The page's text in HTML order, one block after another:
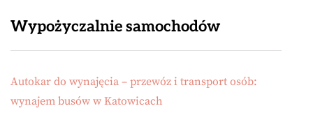
Wypożyczalnie samochodów
Autokar do wynajęcia – przewóz i transport osób:
wynajem busów w Katowicach